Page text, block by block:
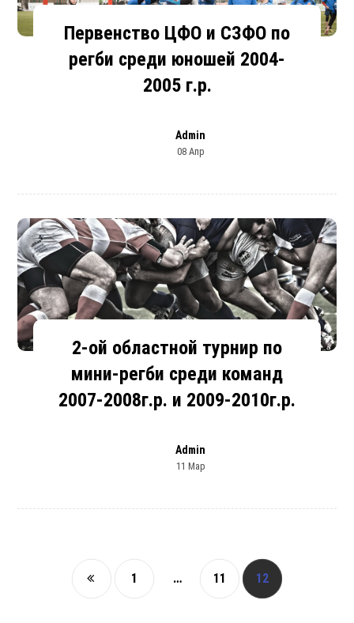
Первенство ЦФО и СЗФО по
регби среди юношей 2004-
2005 г.р.
Admin
08 Апр
2-ой областной турнир по
мини-регби среди команд
2007-2008г.р. и 2009-2010г.р.
Admin
11 Мар
1 … 11 12